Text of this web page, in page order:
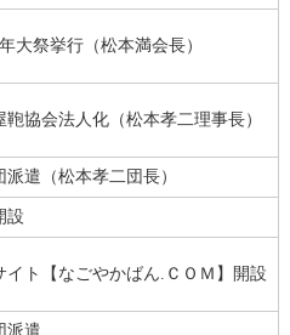
大祭挙行（松本満会長）
協会法人化（松本孝二理事長）
遣（松本孝二団長）
設
イト【なごやかばん.ＣＯＭ】開設
派遣